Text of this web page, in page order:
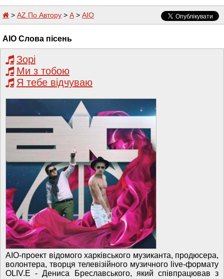
> AZ По Автору > A > AIO
AIO Слова пісень
Зорі
Ми з тобою
Я тебе відчуваю
AIO-проект відомого харківського музиканта, продюсера,
волонтера, творця телевізійного музичного live-формату
OLIV.E - Дениса Бреславського, який співпрацював з